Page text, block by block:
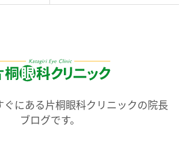
ぐにある片桐眼科クリニックの院長
ブログです。